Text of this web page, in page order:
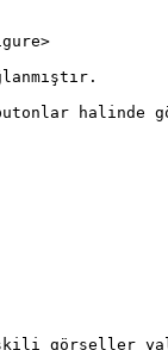
halinde
ilişkili